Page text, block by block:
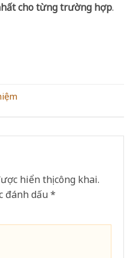
cho từng trường hợp.
hiển thị công khai.
đánh dấu *